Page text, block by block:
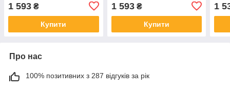
1 593 ₴
Купити
1 593₴
Купити
1
Про нас
100% позитивних з 287 відгуків за рік